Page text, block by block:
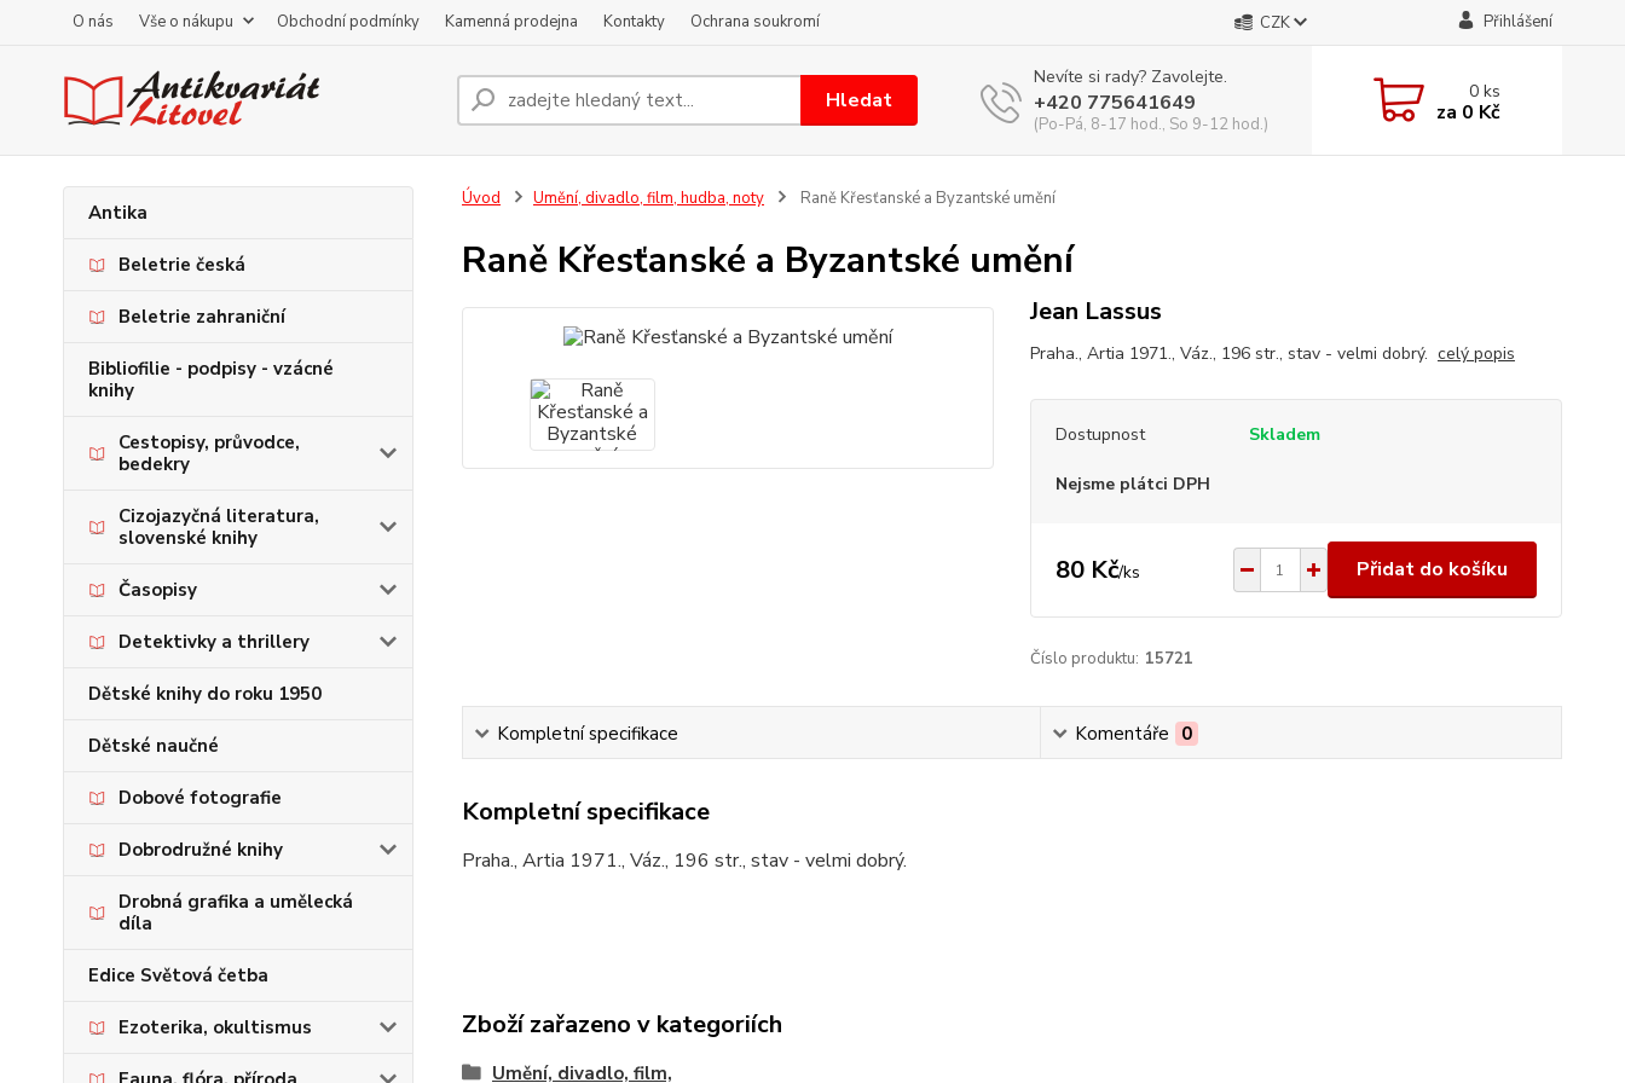
O nás Vše o nákupu Obchodní podmínky Kamenná prodejna Kontakty Ochrana soukromí CZK Přihlášení
Hledat
Nevíte si rady? Zavolejte.
+420 775641649
(Po-Pá, 8-17 hod., So 9-12 hod.)
0ks
za 0 Kč
Antika
Beletrie česká
Beletrie zahraniční
Bibliofilie - podpisy - vzácné
knihy
Cestopisy, průvodce,
bedekry
Cizojazyčná literatura,
slovenské knihy
Časopisy
Detektivky a thrillery
Dětské knihy do roku 1950
Dětské naučné
Dobové fotografie
Dobrodružné knihy
Drobná grafika a umělecká
díla
Edice Světová četba
Ezoterika, okultismus
Úvod Umění, divadlo, film, hudba, noty Raně Křesťanské a Byzantské umění
Raně Křesťanské a Byzantské umění
Jean Lassus
Praha., Artia 1971., Váz., 196 str., stav - velmi dobrý. celý popis
Dostupnost Skladem
Nejsme plátci DPH
80 Kč/ks Přidat do košíku
Číslo produktu: 15721
Kompletní specifikace Komentáře 0
Kompletní specifikace
Praha., Artia 1971., Váz., 196 str., stav - velmi dobrý.
Zboží zařazeno v kategoriích
Umění, divadlo, film,